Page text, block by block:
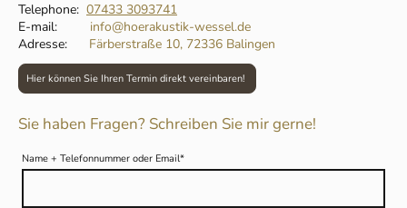
Telephone: 07433 3093741
E-mail: info@hoerakustik-wessel.de
Adresse: Färberstraße 10, 72336 Balingen
Hier können Sie Ihren Termin direkt vereinbaren!
Sie haben Fragen? Schreiben Sie mir gerne!
Name + Telefonnummer oder Email*